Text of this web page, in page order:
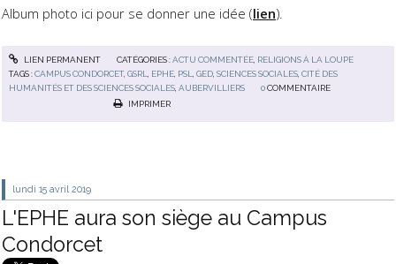
Album photo ici pour se donner une idée (lien).
LIEN PERMANENT CATÉGORIES :ACTU COMMENTÉE, RELIGIONS À LA LOUPE
TAGS :CAMPUS CONDORCET,GSRL EPHE PSL ,GED ,SCIENCES SOCIALES ,CITÉ DES
HUMANITÉS ET DES SCIENCES SOCIALES ,AUBERVILLIERS 0 COMMENTAIRE
IMPRIMER
lundi 15 avril 2019
L'EPHE aura son siège au Campus
Condorcet